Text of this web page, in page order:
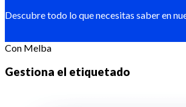
Descubre todo lo que necesitas saber en
Con Melba
Gestiona el etiquetado